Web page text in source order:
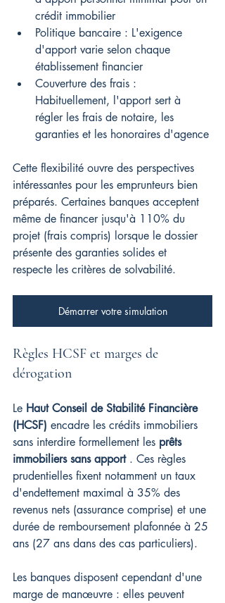
crédit immobilier
Politique bancaire : L'exigence
d'apport varie selon chaque
établissement financier
Couverture des frais :
Habituellement, l'apport sert à
régler les frais de notaire, les
garanties et les honoraires d'agence
Cette flexibilité ouvre des perspectives
intéressantes pour les emprunteurs bien
préparés. Certaines banques acceptent
même de financer jusqu'à 110% du
projet (frais compris) lorsque le dossier
présente des garanties solides et
respecte les critères de solvabilité.
Démarrer votre simulation
Règles HCSF et marges de
dérogation
Le Haut Conseil de Stabilité Financière
(HCSF) encadre les crédits immobiliers
sans interdire formellement les prêts
immobiliers sans apport . Ces règles
prudentielles fixent notamment un taux
d'endettement maximal à 35% des
revenus nets (assurance comprise) et une
durée de remboursement plafonnée à 25
ans (27 ans dans des cas particuliers).
Les banques disposent cependant d'une
marge de manœuvre : elles peuvent